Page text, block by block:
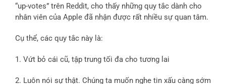
“up-votes” trên Reddit, cho thấy những quy tắc dành cho
nhân viên của Apple đã nhận được rất nhiều sự quan tâm.
Cụ thể, các quy tắc này là:
1. Vứt bỏ cái cũ, tập trung tối đa cho tương lai
2. Luôn nói sự thật. Chúng ta muốn nghe tin xấu càng sớm